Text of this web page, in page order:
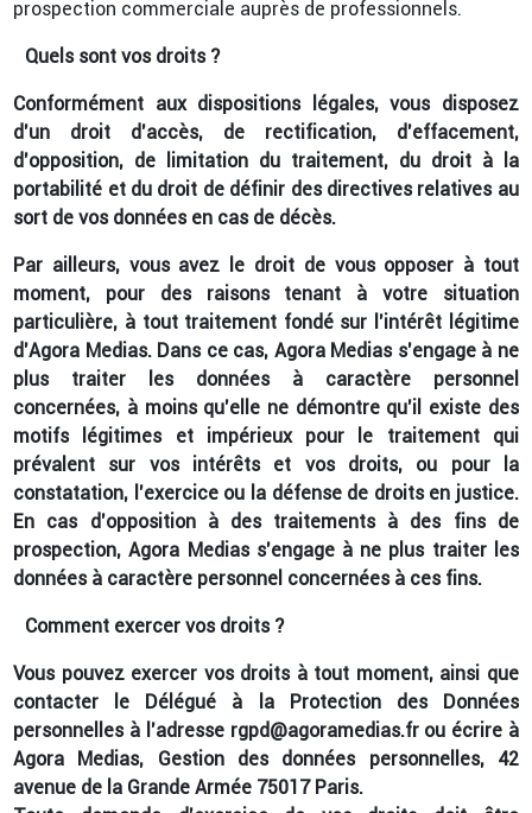
prospection commerciale auprès de professionnels.
Quels sont vos droits ?
Conformément aux dispositions légales, vous disposez
d’un droit d’accès, de rectification, d’effacement,
d’opposition, de limitation du traitement, du droit à la
portabilité et du droit de définir des directives relatives au
sort de vos données en cas de décès.
Par ailleurs, vous avez le droit de vous opposer à tout
moment, pour des raisons tenant à votre situation
particulière, à tout traitement fondé sur l’intérêt légitime
d’Agora Medias. Dans ce cas, Agora Medias s’engage à ne
plus traiter les données à caractère personnel
concernées, à moins qu'elle ne démontre qu'il existe des
motifs légitimes et impérieux pour le traitement qui
prévalent sur vos intérêts et vos droits, ou pour la
constatation, l'exercice ou la défense de droits en justice.
En cas d’opposition à des traitements à des fins de
prospection, Agora Medias s’engage à ne plus traiter les
données à caractère personnel concernées à ces fins.
Comment exercer vos droits ?
Vous pouvez exercer vos droits à tout moment, ainsi que
contacter le Délégué à la Protection des Données
personnelles à l’adresse rgpd@agoramedias.fr ou écrire à
Agora Medias, Gestion des données personnelles, 42
avenue de la Grande Armée 75017 Paris.